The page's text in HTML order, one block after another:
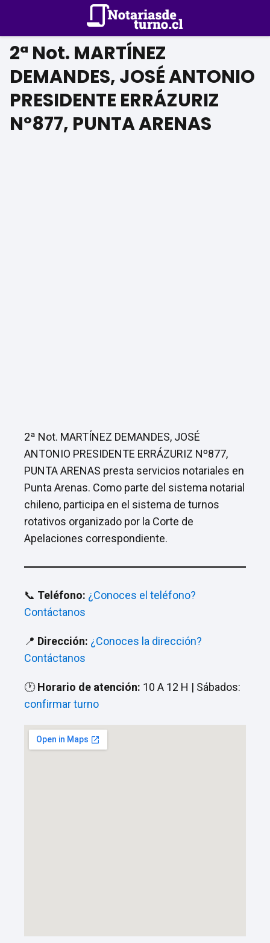
2ª Not. MARTÍNEZ
DEMANDES, JOSÉ ANTONIO
PRESIDENTE ERRÁZURIZ
Nº877, PUNTA ARENAS
2ª Not. MARTÍNEZ DEMANDES, JOSÉ
ANTONIO PRESIDENTE ERRÁZURIZ Nº877,
PUNTA ARENAS presta servicios notariales en
Punta Arenas. Como parte del sistema notarial
chileno, participa en el sistema de turnos
rotativos organizado por la Corte de
Apelaciones correspondiente.
📞 Teléfono: ¿Conoces el teléfono?
Contáctanos
📍 Dirección: ¿Conoces la dirección?
Contáctanos
🕐Horario de atención: 10 A 12 H | Sábados:
confirmar turno